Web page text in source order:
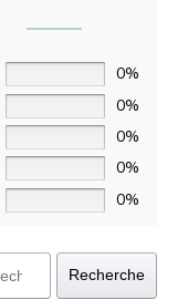
0%
0%
0%
0%
0%
Recherche